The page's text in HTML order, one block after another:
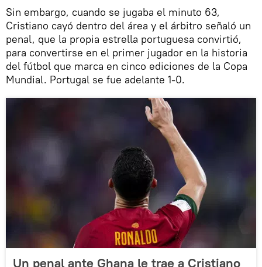
Sin embargo, cuando se jugaba el minuto 63,
Cristiano cayó dentro del área y el árbitro señaló un
penal, que la propia estrella portuguesa convirtió,
para convertirse en el primer jugador en la historia
del fútbol que marca en cinco ediciones de la Copa
Mundial. Portugal se fue adelante 1-0.
Un penal ante Ghana le trae a Cristiano